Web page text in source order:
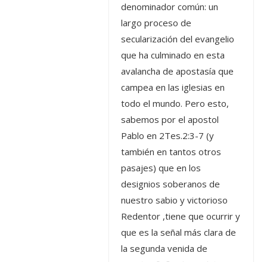
denominador común: un
largo proceso de
secularización del evangelio
que ha culminado en esta
avalancha de apostasía que
campea en las iglesias en
todo el mundo. Pero esto,
sabemos por el apostol
Pablo en 2Tes.2:3-7 (y
también en tantos otros
pasajes) que en los
designios soberanos de
nuestro sabio y victorioso
Redentor ,tiene que ocurrir y
que es la señal más clara de
la segunda venida de